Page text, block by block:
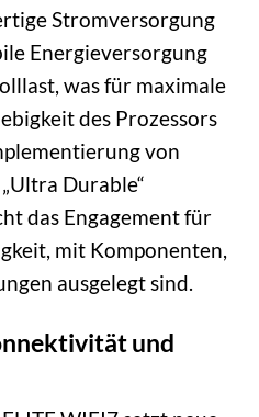
Stromversorgung
Energieversorgung
was für maximale
des Prozessors
von
Durable“
das Engagement für
mit Komponenten,
ausgelegt sind.
und